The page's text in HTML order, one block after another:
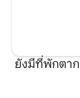
ยังมีที่พักตาก